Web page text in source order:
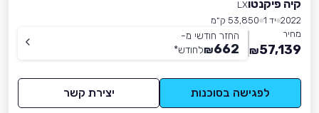
קיה פיקנטוLX
2022 יד 1
53,850 ק״מ
מחיר
57,139
₪
החזר חודשי מ-
662
₪לחודש*
לפגישה בסוכנות יצירת קשר